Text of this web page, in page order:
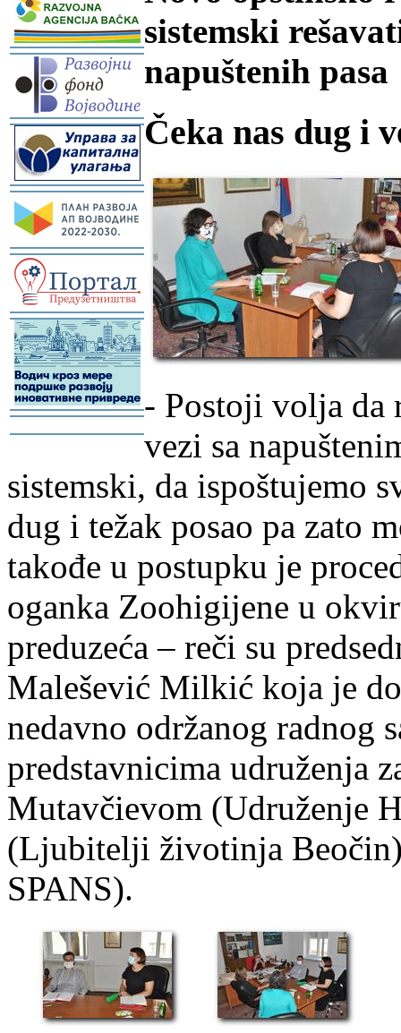
-
-
-
-
-
-
sistemski
napuštenih pasa
Čeka nas dug i
- Postoji volja da
vezi sa
sistemski, da ispoštujemo
dug i težak posao pa zato
takođe u postupku je
oganka Zoohigijene u
preduzeća – reči su
Malešević Milkić koja je
nedavno održanog radnog
predstavnicima udruženja
Mutavčievom (Udruženje
(Ljubitelji životinja
SPANS).